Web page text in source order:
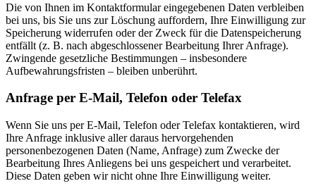
Die von Ihnen im Kontaktformular eingegebenen Daten verbleiben
bei uns, bis Sie uns zur Löschung auffordern, Ihre Einwilligung zur
Speicherung widerrufen oder der Zweck für die Datenspeicherung
entfällt (z. B. nach abgeschlossener Bearbeitung Ihrer Anfrage).
Zwingende gesetzliche Bestimmungen – insbesondere
Aufbewahrungsfristen – bleiben unberührt.
Anfrage per E-Mail, Telefon oder Telefax
Wenn Sie uns per E-Mail, Telefon oder Telefax kontaktieren, wird
Ihre Anfrage inklusive aller daraus hervorgehenden
personenbezogenen Daten (Name, Anfrage) zum Zwecke der
Bearbeitung Ihres Anliegens bei uns gespeichert und verarbeitet.
Diese Daten geben wir nicht ohne Ihre Einwilligung weiter.